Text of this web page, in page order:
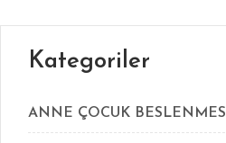
Kategoriler
ANNE ÇOCUK BESLENMESİ